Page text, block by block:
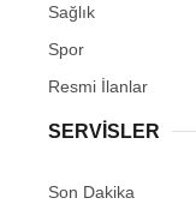
Sağlık
Spor
Resmi İlanlar
SERVİSLER
Son Dakika